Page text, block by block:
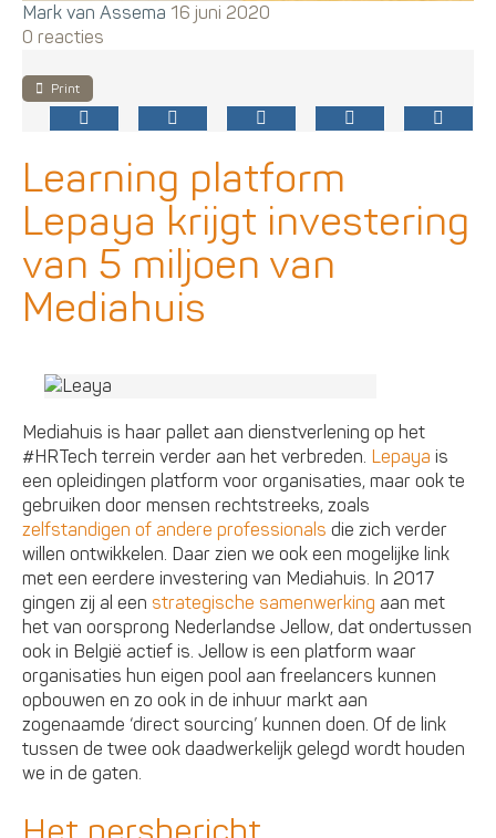
Mark van Assema 16 juni 2020
0 reacties
Print
Learning platform
Lepaya krijgt investering
van 5 miljoen van
Mediahuis
Mediahuis is haar pallet aan dienstverlening op het
#HRTech terrein verder aan het verbreden. Lepayais
een opleidingen platform voor organisaties, maar ook te
gebruiken door mensen rechtstreeks, zoals
zelfstandigen of andere professionalsdie zich verder
willen ontwikkelen. Daar zien we ook een mogelijke link
met een eerdere investering van Mediahuis. In 2017
gingen zij al een strategische samenwerking aan met
het van oorsprong Nederlandse Jellow, dat ondertussen
ook in België actief is. Jellow is een platform waar
organisaties hun eigen pool aan freelancers kunnen
opbouwen en zo ook in de inhuur markt aan
zogenaamde ‘direct sourcing’ kunnen doen. Of de link
tussen de twee ook daadwerkelijk gelegd wordt houden
we in de gaten.